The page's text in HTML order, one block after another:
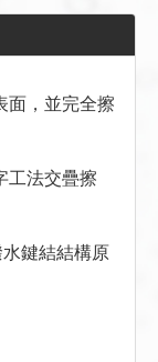
面，並完全擦
工法交疊擦
鍵結結構原